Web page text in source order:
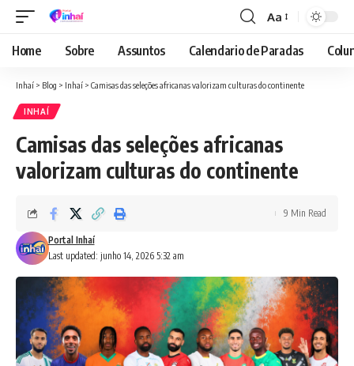
Font
Resizer
Aa
Home Sobre Assuntos Calendario de Paradas
Inhaí > Blog > Inhaí > Camisas das seleções africanas valorizam culturas do continente
INHAÍ
Camisas das seleções africanas
valorizam culturas do continente
Last updated: junho 14, 2026 5:32 am
Portal Inhaí
9 Min Read